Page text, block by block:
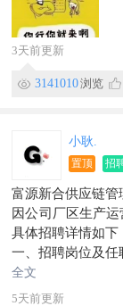
5287246401
地址:东堡精粮坊
3天前更新
3141010浏览
小耿.
置顶 招
富源新合供应链
因公司厂区生产
具体招聘详情如下
一、招聘岗位及任
1.机修工（1名）
任职要求：拥有3
全文
5天前更新